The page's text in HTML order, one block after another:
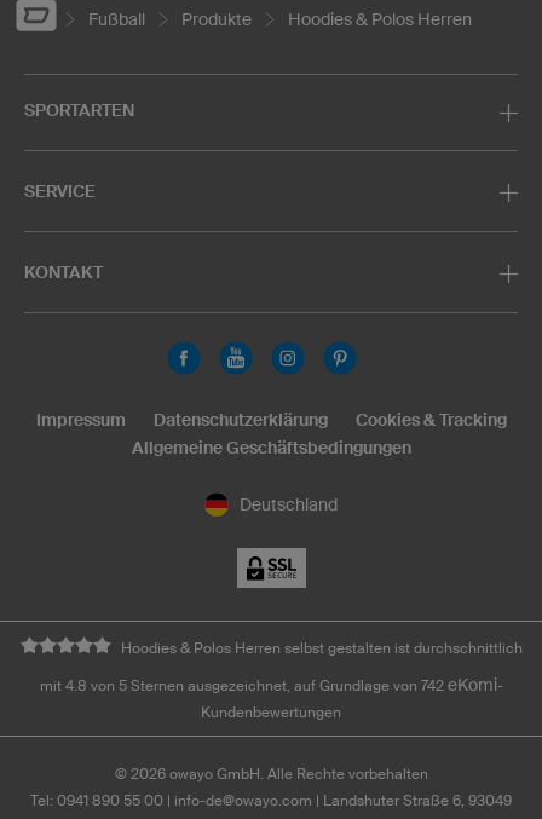
Fußball Produkte Hoodies & Polos Herren
SPORTARTEN
SERVICE
KONTAKT
Deutschland
Impressum Datenschutzerklärung
Cookies & Tracking
Allgemeine Geschäftsbedingungen
Hoodies & Polos Herren selbst gestalten ist durchschnittlich
mit 4.8 von 5 Sternen ausgezeichnet, auf Grundlage von 742 eKomi-
Kundenbewertungen
© 2026owayo GmbH. Alle Rechte vorbehalten
Tel: 0941 890 55 00
info-de@owayo.com | Landshuter Straße 6, 93049